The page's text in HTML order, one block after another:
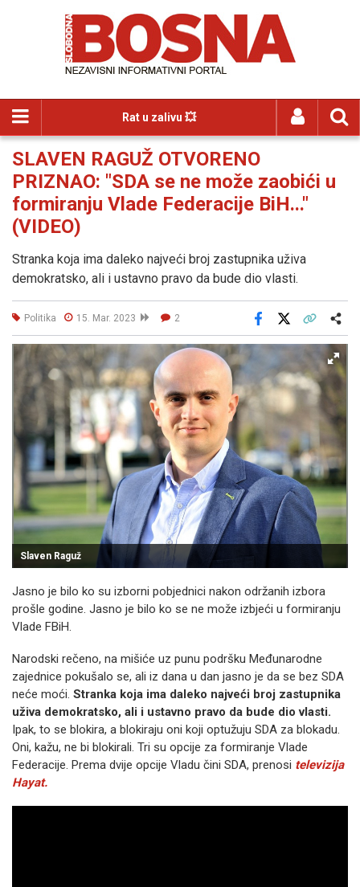
Rat u zalivu 💥
SLAVEN RAGUŽ OTVORENO
PRIZNAO: "SDA se ne može zaobići u
formiranju Vlade Federacije BiH..."
(VIDEO)
Stranka koja ima daleko najveći broj zastupnika uživa
demokratsko, ali i ustavno pravo da bude dio vlasti.
Politika 15. Mar. 2023 2
Facebook
Slaven Raguž
Jasno je bilo ko su izborni pobjednici nakon održanih izbora
prošle godine. Jasno je bilo ko se ne može izbjeći u formiranju
Vlade FBiH.
Narodski rečeno, na mišiće uz punu podršku Međunarodne
zajednice pokušalo se, ali iz dana u dan jasno je da se bez SDA
neće moći. Stranka koja ima daleko najveći broj zastupnika
uživa demokratsko, ali i ustavno pravo da bude dio vlasti.
Ipak, to se blokira, a blokiraju oni koji optužuju SDA za blokadu.
Oni, kažu, ne bi blokirali. Tri su opcije za formiranje Vlade
Federacije. Prema dvije opcije Vladu čini SDA, prenosi televizija
Hayat.